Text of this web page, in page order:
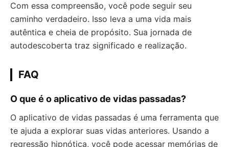
Com essa compreensão, você pode seguir seu
caminho verdadeiro. Isso leva a uma vida mais
autêntica e cheia de propósito. Sua jornada de
autodescoberta traz significado e realização.
FAQ
O que é o aplicativo de vidas passadas?
O aplicativo de vidas passadas é uma ferramenta que
te ajuda a explorar suas vidas anteriores. Usando a
regressão hipnótica, você pode acessar memórias de